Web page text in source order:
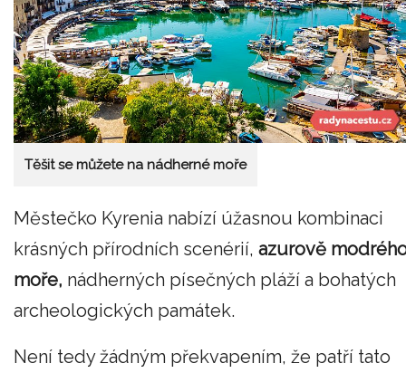
Těšit se můžete na nádherné moře
Městečko Kyrenia nabízí úžasnou kombinaci
krásných přírodních scenérií, azurově
moře, nádherných písečných pláží a bohatých
archeologických památek.
Není tedy žádným překvapením, že patří tato